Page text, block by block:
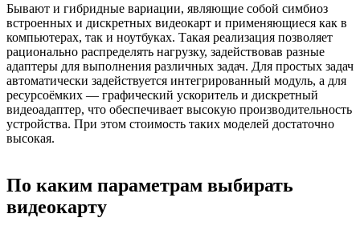
Бывают и гибридные вариации, являющие собой симбиоз
встроенных и дискретных видеокарт и применяющиеся как в
компьютерах, так и ноутбуках. Такая реализация позволяет
рационально распределять нагрузку, задействовав разные
адаптеры для выполнения различных задач. Для простых задач
автоматически задействуется интегрированный модуль, а для
ресурсоёмких — графический ускоритель и дискретный
видеоадаптер, что обеспечивает высокую производительность
устройства. При этом стоимость таких моделей достаточно
высокая.
По каким параметрам выбирать
видеокарту